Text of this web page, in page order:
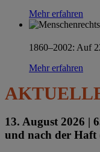
Mehr erfahren
1860–2002: Auf
Mehr erfahren
13. August 2026 |
und nach der